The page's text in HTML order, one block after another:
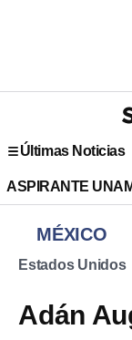
Últimas Noticias
ASPIRANTE
MÉXICO
Estados Unidos
Adán